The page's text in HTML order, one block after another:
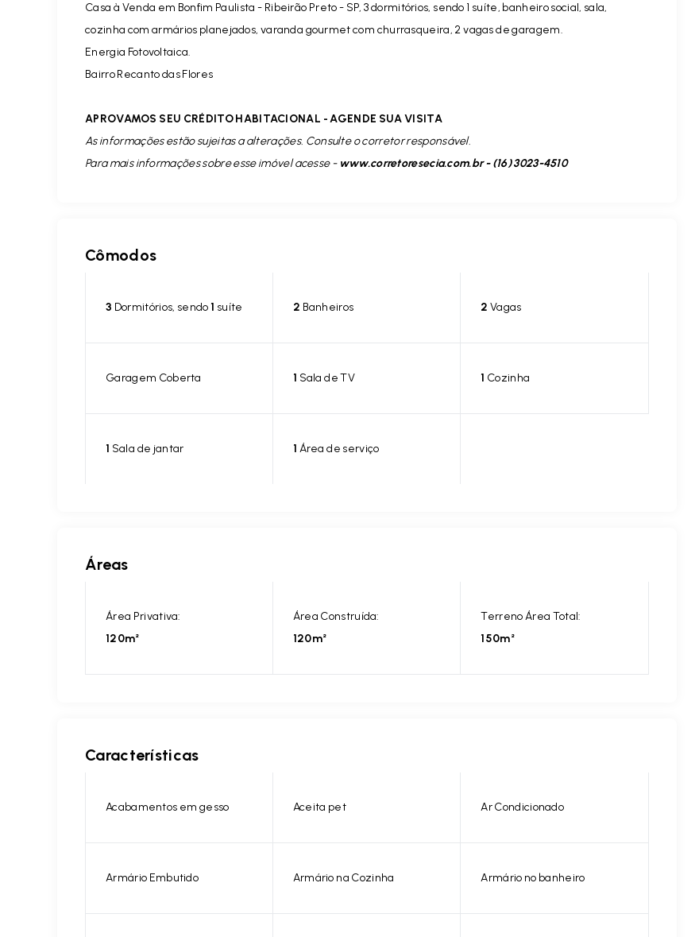
Casa à Venda em Bonfim Paulista - Ribeirão Preto - SP, 3 dormitórios, sendo 1 suíte, banheiro social, sala,
cozinha com armários planejados, varanda gourmet com churrasqueira, 2 vagas de garagem.
Energia Fotovoltaica.
Bairro Recanto das Flores
APROVAMOS SEU CRÉDITO HABITACIONAL - AGENDE SUA VISITA
As informações estão sujeitas a alterações. Consulte o corretor responsável.
Para mais informações sobre esse imóvel acesse - www.corretoresecia.com.br - (16) 3023-4510
Cômodos
3 Dormitórios, sendo1 suíte 2 Banheiros 2 Vagas
Garagem Coberta 1 Sala de TV 1 Cozinha
1 Sala de jantar 1 Área de serviço
Áreas
Área Privativa:
120m²
Área Construída:
120m²
Terreno Área Total:
150m²
Características
Acabamentos em gesso Aceita pet Ar Condicionado
Armário Embutido Armário na Cozinha Armário no banheiro